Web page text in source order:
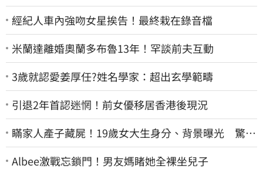
經紀人車內強吻女星挨告！最終栽在錄音檔
米蘭達離婚奧蘭多布魯13年！罕談前夫互動
3歲就認愛姜厚任?姓名學家：超出玄學範疇
引退2年首認迷惘！前女優移居香港後現況
瞞家人產子藏屍！19歲女大生身分、背景曝光 驚見
「產檢紀錄全空白」
Albee激戰忘鎖門！男友媽睹她全裸坐兒子